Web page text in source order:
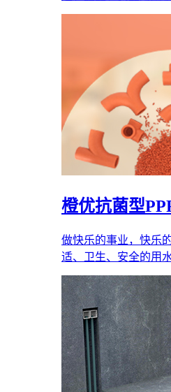
橙优抗菌型
做快乐的事业，快乐
适、卫生、安全的用